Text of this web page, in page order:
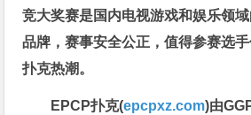
竞大奖赛是国内电视游戏和娱乐领
品牌，赛事安全公正，值得参赛选
扑克热潮。
EPCP扑克(epcpxz.com)由